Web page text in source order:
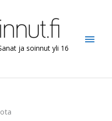
ja soinnut yli 16